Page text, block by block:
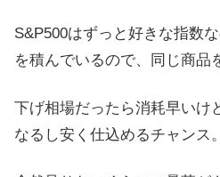
S&P500はずっと好きな指数
を積んでいるので、同じ商品
下げ相場だったら消耗早いけ
なるし安く仕込めるチャンス。